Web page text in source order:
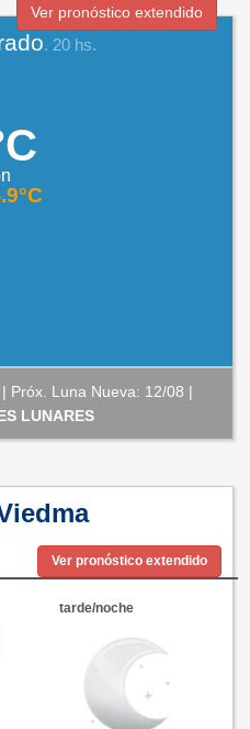
Ver pronóstico extendido
. 20 hs.
Próx. Luna Nueva: 12/08 |
LUNARES
Ver pronóstico extendido
tarde/noche